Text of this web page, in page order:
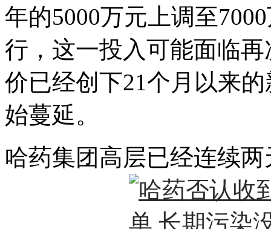
年的5000万元上调至
行，这一投入可能面临
价已经创下21个月以来
始蔓延。
哈药集团高层已经连续